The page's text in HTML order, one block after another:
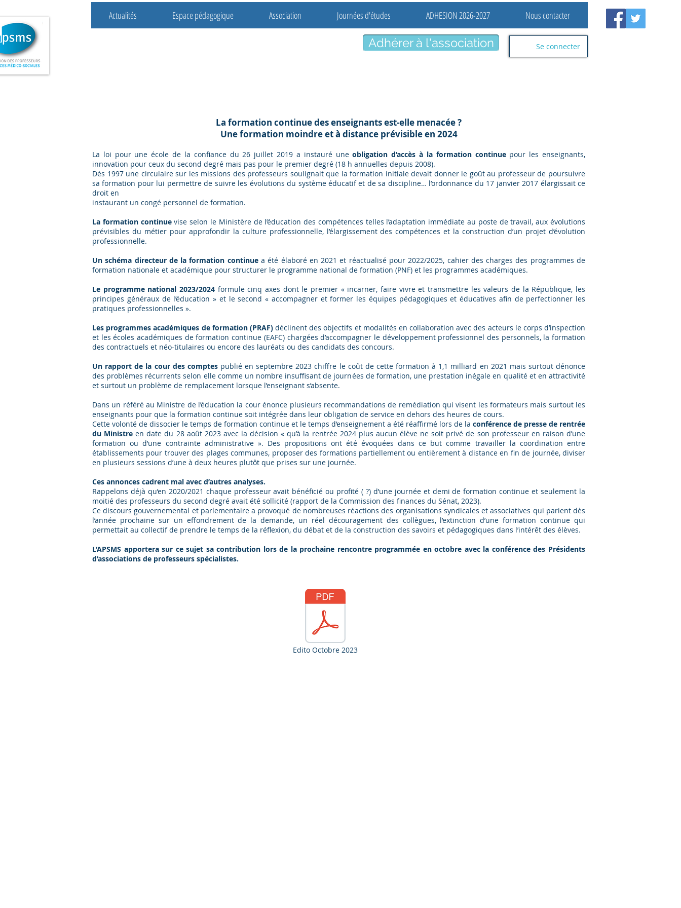
Actualités Espace pédagogique Association Journées d'études ADHESION 2026-2027 Nous contacter
Adhérer à l'association Se connecter
La formation continue des enseignants est-elle menacée ?
Une formation moindre et à distance prévisible en 2024
La loi pour une école de la confiance du 26 juillet 2019 a instauré uneobligation d’accès à la formation continuepour les enseignants,
innovation pour ceux du second degré mais pas pour le premier degré (18 h annuelles depuis 2008).
Dès 1997 une circulaire sur les missions des professeurs soulignait que la formation initiale devait donner le goût au professeur de poursuivre
sa formation pour lui permettre de suivre les évolutions du système éducatif et de sa discipline… l’ordonnance du 17 janvier 2017 élargissait ce
droit en
instaurant un congé personnel de formation.
La formation continuevise selon le Ministère de l’éducation des compétences telles l’adaptation immédiate au poste de travail, aux évolutions
prévisibles du métier pour approfondir la culture professionnelle, l’élargissement des compétences et la construction d’un projet d’évolution
professionnelle.
Un schéma directeur de la formation continuea été élaboré en 2021 et réactualisé pour 2022/2025, cahier des charges des programmes de
formation nationale et académique pour structurer le programme national de formation (PNF) et les programmes académiques.
Le programme national 2023/2024 formule cinq axes dont le premier « incarner, faire vivre et transmettre les valeurs de la République, les
principes généraux de l’éducation » et le second « accompagner et former les équipes pédagogiques et éducatives afin de perfectionner les
pratiques professionnelles ».
Les programmes académiques de formation (PRAF)déclinent des objectifs et modalités en collaboration avec des acteurs le corps d’inspection
et les écoles académiques de formation continue (EAFC) chargées d’accompagner le développement professionnel des personnels, la formation
des contractuels et néo-titulaires ou encore des lauréats ou des candidats des concours.
Un rapport de la cour des comptespublié en septembre 2023 chiffre le coût de cette formation à 1,1 milliard en 2021 mais surtout dénonce
des problèmes récurrents selon elle comme un nombre insuffisant de journées de formation, une prestation inégale en qualité et en attractivité
et surtout un problème de remplacement lorsque l’enseignant s’absente.
Dans un référé au Ministre de l’éducation la cour énonce plusieurs recommandations de remédiation qui visent les formateurs mais surtout les
enseignants pour que la formation continue soit intégrée dans leur obligation de service en dehors des heures de cours.
Cette volonté de dissocier le temps de formation continue et le temps d’enseignement a été réaffirmé lors de la conférence de presse de rentrée
du Ministre en date du 28 août 2023 avec la décision « qu’à la rentrée 2024 plus aucun élève ne soit privé de son professeur en raison d’une
formation ou d’une contrainte administrative ». Des propositions ont été évoquées dans ce but comme travailler la coordination entre
établissements pour trouver des plages communes, proposer des formations partiellement ou entièrement à distance en fin de journée, diviser
en plusieurs sessions d’une à deux heures plutôt que prises sur une journée.
Ces annonces cadrent mal avec d’autres analyses.
Rappelons déjà qu’en 2020/2021 chaque professeur avait bénéficié ou profité ( ?) d’une journée et demi de formation continue et seulement la
moitié des professeurs du second degré avait été sollicité (rapport de la Commission des finances du Sénat, 2023).
Ce discours gouvernemental et parlementaire a provoqué de nombreuses réactions des organisations syndicales et associatives qui parient dès
l’année prochaine sur un effondrement de la demande, un réel découragement des collègues, l’extinction d’une formation continue qui
permettait au collectif de prendre le temps de la réflexion, du débat et de la construction des savoirs et pédagogiques dans l’intérêt des élèves.
L’APSMS apportera sur ce sujet sa contribution lors de la prochaine rencontre programmée en octobre avec la conférence des Présidents
d’associations de professeurs spécialistes.
Edito Octobre 2023